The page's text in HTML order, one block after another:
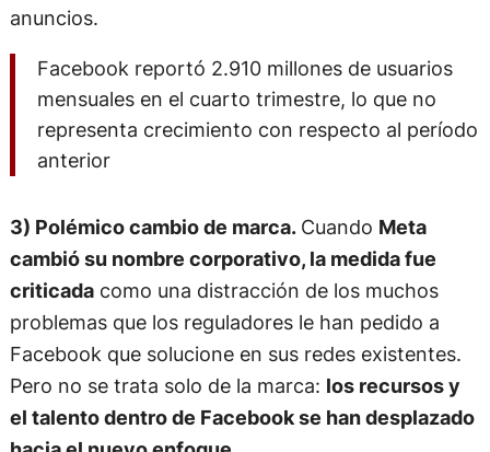
anuncios.
Facebook reportó 2.910 millones de usuarios
mensuales en el cuarto trimestre, lo que no
representa crecimiento con respecto al período
anterior
3) Polémico cambio de marca. Cuando Meta
cambió su nombre corporativo, la medida fue
criticadacomo una distracción de los muchos
problemas que los reguladores le han pedido a
Facebook que solucione en sus redes existentes.
Pero no se trata solo de la marca: los recursos y
el talento dentro de Facebook se han desplazado
hacia el nuevo enfoque